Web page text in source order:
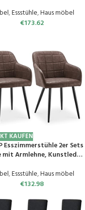
,Essstühle,Haus möbel
€173.62
KAUFEN
Esszimmerstühle 2er Sets
mit Armlehne, Kunstleder
Polsterstuhl, Stühle
Küche (PU Braun,
,Essstühle,Haus möbel
€132.98